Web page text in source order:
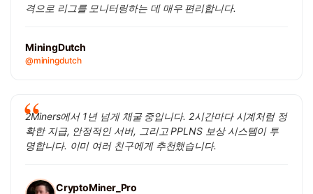
격으로 리그를 모니터링하는 데 매우 편리합니다.
MiningDutch
@miningdutch
2Miners에서 1년 넘게 채굴 중입니다. 2시간마다 시계처럼 정
확한 지급, 안정적인 서버, 그리고 PPLNS 보상 시스템이 투
명합니다. 이미 여러 친구에게 추천했습니다.
CryptoMiner_Pro